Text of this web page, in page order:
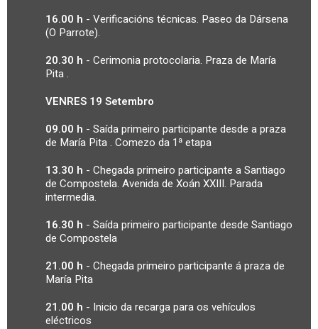
16.00 h - Verificacións técnicas. Paseo da Dársena
(O Parrote).
20.30 h - Cerimonia protocolaria. Praza de María
Pita.
VENRES 19 Setembro
09.00 h - Saída primeiro participante desde a praza
de María Pita. Comezo da 1ª etapa
13.30 h - Chegada primeiro participante a Santiago
de Compostela. Avenida de Xoán XXIII. Parada
intermedia.
16.30 h - Saída primeiro participante desde Santiago
de Compostela
21.00 h - Chegada primeiro participante á praza de
María Pita
21.00 h - Inicio da recarga para os vehículos
eléctricos